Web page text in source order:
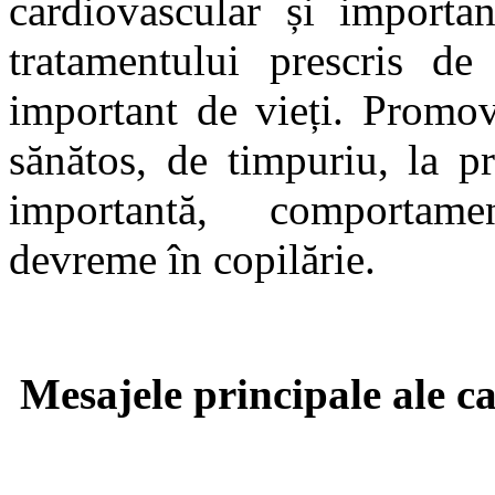
cardiovascular și
tratamentului prescris
important de vieți.
sănătos, de timpuriu, la
importantă,
devreme în copilărie.
Mesajele principale ale